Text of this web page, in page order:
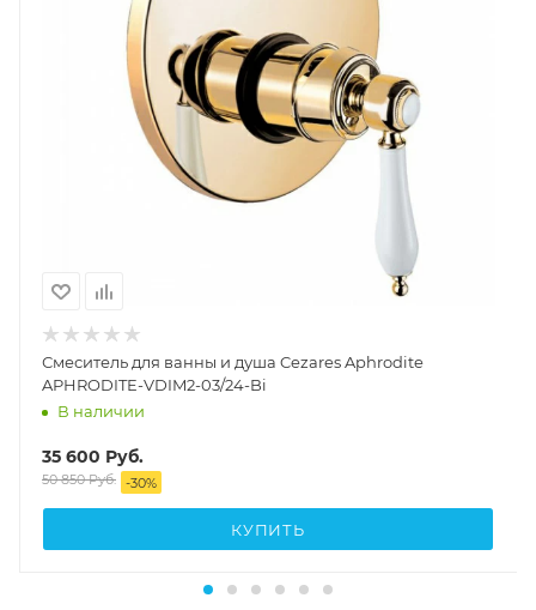
Смеситель для ванны и душа Cezares Aphrodite
APHRODITE-VDIM2-03/24-Bi
В наличии
35 600 Руб.
50 850Руб. -30%
КУПИТЬ